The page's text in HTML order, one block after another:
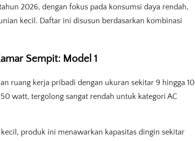
2026, dengan fokus pada konsumsi daya rendah,
kecil. Daftar ini disusun berdasarkan kombinasi
Sempit: Model 1
ruang kerja pribadi dengan ukuran sekitar 9 hingga 10
watt, tergolong sangat rendah untuk kategori AC
produk ini menawarkan kapasitas dingin sekitar